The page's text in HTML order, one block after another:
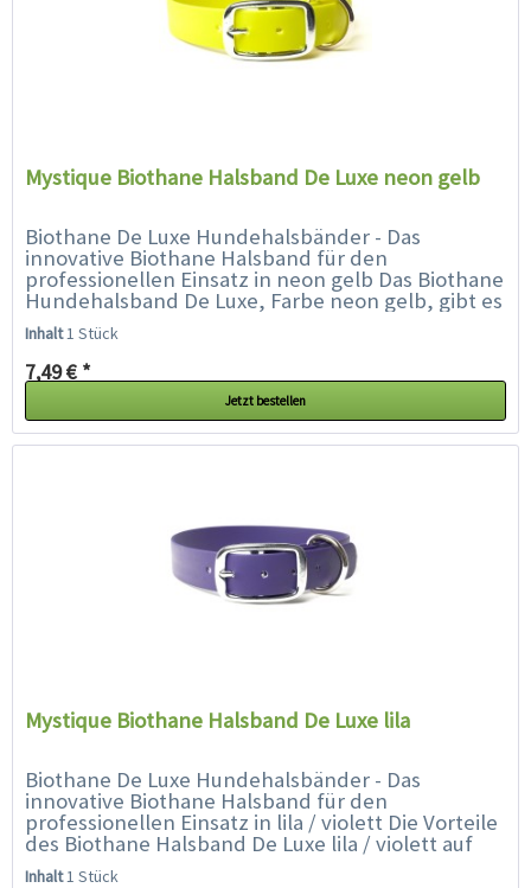
Mystique Biothane Halsband De Luxe neon gelb
Biothane De Luxe Hundehalsbänder - Das
innovative Biothane Halsband für den
professionellen Einsatz in neon gelb Das Biothane
Hundehalsband De Luxe, Farbe neon gelb, gibt es
in vielen Größen - es ist extrem...
Inhalt1 Stück
7,49 € *
Jetzt bestellen
Mystique Biothane Halsband De Luxe lila
Biothane De Luxe Hundehalsbänder - Das
innovative Biothane Halsband für den
professionellen Einsatz in lila / violett Die Vorteile
des Biothane Halsband De Luxe lila / violett auf
einen Blick:...
Inhalt1 Stück